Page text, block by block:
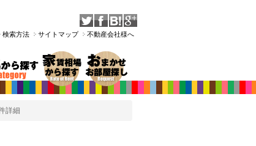
検索方法 サイトマップ 不動産会社様へ
詳細